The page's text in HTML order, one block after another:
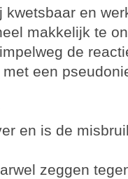
en
makkelijk te
de
een
en is de
zeggen